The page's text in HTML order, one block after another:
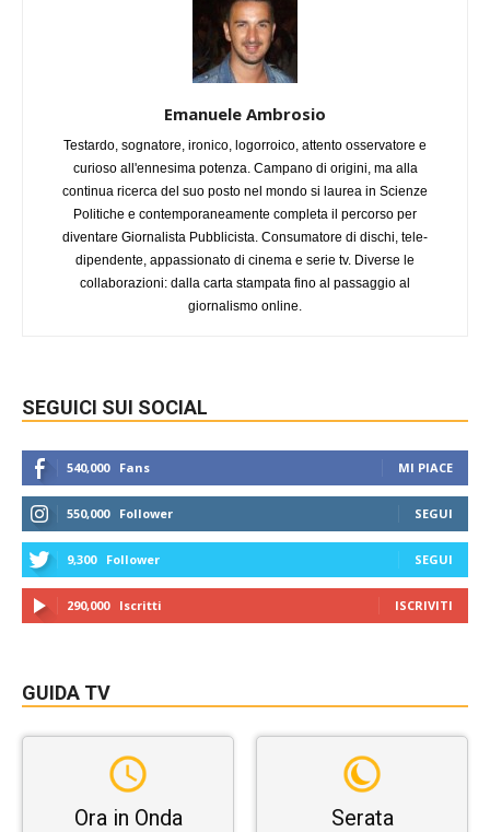
Emanuele Ambrosio
Testardo, sognatore, ironico, logorroico, attento osservatore e
curioso all'ennesima potenza. Campano di origini, ma alla
continua ricerca del suo posto nel mondo si laurea in Scienze
Politiche e contemporaneamente completa il percorso per
diventare Giornalista Pubblicista. Consumatore di dischi, tele-
dipendente, appassionato di cinema e serie tv. Diverse le
collaborazioni: dalla carta stampata fino al passaggio al
giornalismo online.
SEGUICI SUI SOCIAL
540,000 Fans MI PIACE
550,000 Follower SEGUI
9,300 Follower SEGUI
290,000 Iscritti ISCRIVITI
GUIDA TV
Ora in Onda Serata